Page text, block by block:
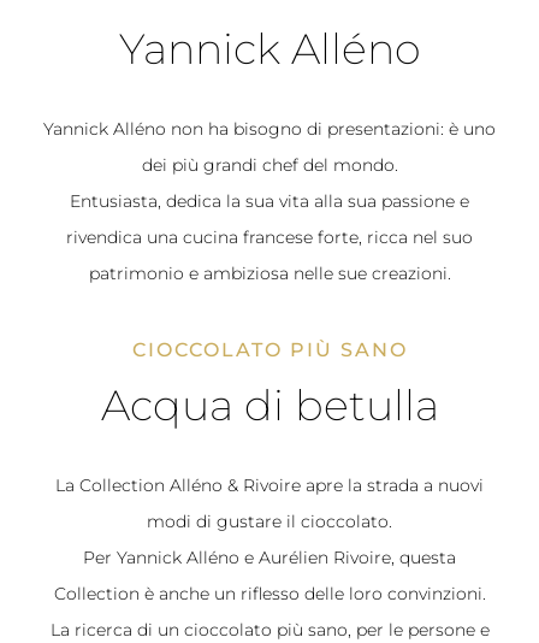
Yannick Alléno
Yannick Alléno non ha bisogno di presentazioni: è uno
dei più grandi chef del mondo.
Entusiasta, dedica la sua vita alla sua passione e
rivendica una cucina francese forte, ricca nel suo
patrimonio e ambiziosa nelle sue creazioni.
CIOCCOLATO PIÙ SANO
Acqua di betulla
La Collection Alléno & Rivoire apre la strada a nuovi
modi di gustare il cioccolato.
Per Yannick Alléno e Aurélien Rivoire, questa
Collection è anche un riflesso delle loro convinzioni.
La ricerca di un cioccolato più sano, per le persone e